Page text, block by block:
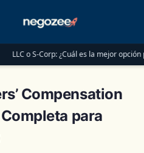
Corp: ¿Cuál es la mejor opción para
Compensation
para